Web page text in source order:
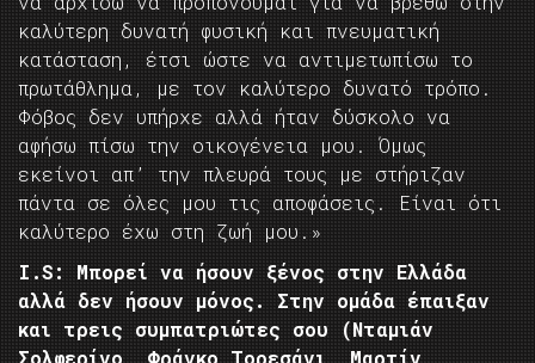
καλύτερη δυνατή φυσική και πνευματική
κατάσταση, έτσι ώστε να αντιμετωπίσω το
πρωτάθλημα, με τον καλύτερο δυνατό τρόπο.
Φόβος δεν υπήρχε αλλά ήταν δύσκολο να
αφήσω πίσω την οικογένεια μου. Όμως
εκείνοι απ’ την πλευρά τους με στήριζαν
πάντα σε όλες μου τις αποφάσεις. Είναι ότι
καλύτερο έχω στη ζωή μου.»
I.S: Μπορεί να ήσουν ξένος στην Ελλάδα
αλλά δεν ήσουν μόνος. Στην ομάδα έπαιξαν
και τρεις συμπατριώτες σου (Νταμιάν
Σολφερίνο, Φράνκο Τορεσάνι, Μαρτίν